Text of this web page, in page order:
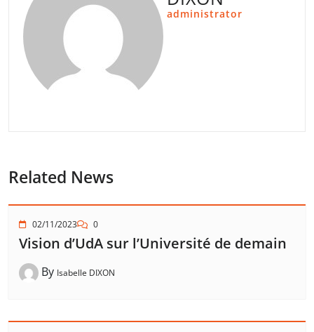
administrator
Related News
02/11/2023 0
Vision d’UdA sur l’Université de demain
By Isabelle DIXON